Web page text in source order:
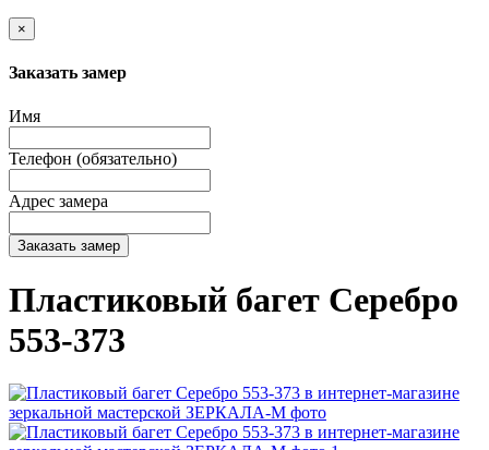
×
Заказать замер
Имя
Телефон (обязательно)
Адрес замера
Заказать замер
Пластиковый багет Серебро
553-373